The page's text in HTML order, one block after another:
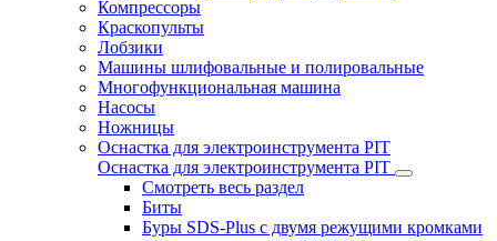
Компрессоры
Краскопульты
Лобзики
Машины шлифовальные и полировальные
Многофункциональная машина
Насосы
Ножницы
Оснастка для электроинструмента PIT
Оснастка для электроинструмента PIT
Смотреть весь раздел
Биты
Буры SDS-Plus c двумя режущими кромками